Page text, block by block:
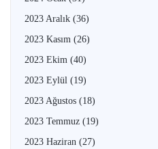
2023 Aralık (36)
2023 Kasım (26)
2023 Ekim (40)
2023 Eylül (19)
2023 Ağustos (18)
2023 Temmuz (19)
2023 Haziran (27)